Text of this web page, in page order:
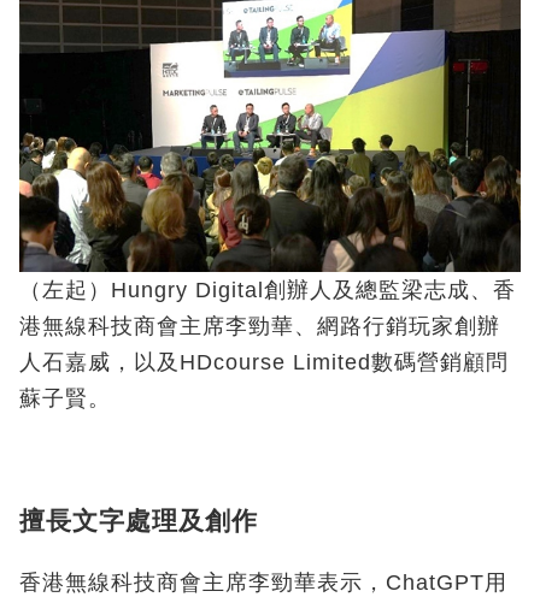
（左起）Hungry Digital創辦人及總監梁志成、香
港無線科技商會主席李勁華、網路行銷玩家創辦
人石嘉威，以及HDcourse Limited數碼營銷顧問
蘇子賢。
擅長文字處理及創作
香港無線科技商會主席李勁華表示，ChatGPT用